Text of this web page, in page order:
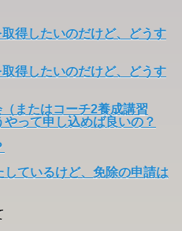
得したいのだけど、どうす
得したいのだけど、どうす
またはコーチ2養成講習
って申し込めば良いの？
ているけど、免除の申請は